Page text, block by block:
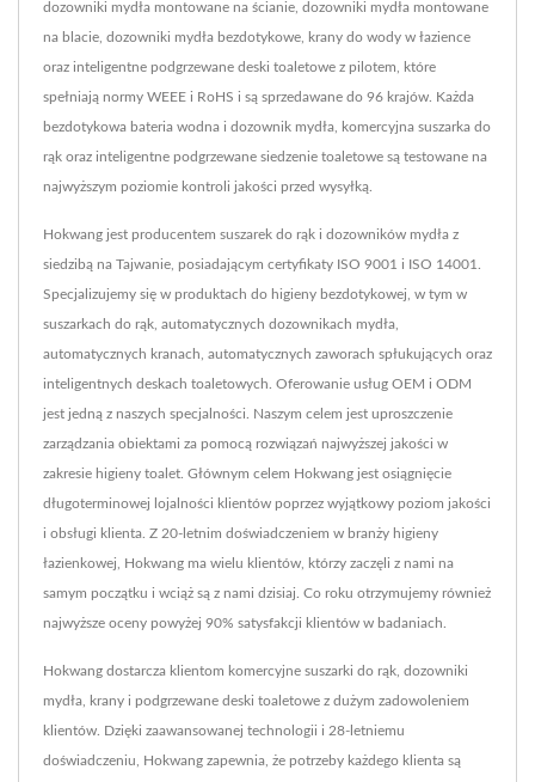
dozowniki mydła montowane na ścianie, dozowniki mydła montowane
na blacie, dozowniki mydła bezdotykowe, krany do wody w łazience
oraz inteligentne podgrzewane deski toaletowe z pilotem, które
spełniają normy WEEE i RoHS i są sprzedawane do 96 krajów. Każda
bezdotykowa bateria wodna i dozownik mydła, komercyjna suszarka do
rąk oraz inteligentne podgrzewane siedzenie toaletowe są testowane na
najwyższym poziomie kontroli jakości przed wysyłką.
Hokwang jest producentem suszarek do rąk i dozowników mydła z
siedzibą na Tajwanie, posiadającym certyfikaty ISO 9001 i ISO 14001.
Specjalizujemy się w produktach do higieny bezdotykowej, w tym w
suszarkach do rąk, automatycznych dozownikach mydła,
automatycznych kranach, automatycznych zaworach spłukujących oraz
inteligentnych deskach toaletowych. Oferowanie usług OEM i ODM
jest jedną z naszych specjalności. Naszym celem jest uproszczenie
zarządzania obiektami za pomocą rozwiązań najwyższej jakości w
zakresie higieny toalet. Głównym celem Hokwang jest osiągnięcie
długoterminowej lojalności klientów poprzez wyjątkowy poziom jakości
i obsługi klienta. Z 20-letnim doświadczeniem w branży higieny
łazienkowej, Hokwang ma wielu klientów, którzy zaczęli z nami na
samym początku i wciąż są z nami dzisiaj. Co roku otrzymujemy również
najwyższe oceny powyżej 90% satysfakcji klientów w badaniach.
Hokwang dostarcza klientom komercyjne suszarki do rąk, dozowniki
mydła, krany i podgrzewane deski toaletowe z dużym zadowoleniem
klientów. Dzięki zaawansowanej technologii i 28-letniemu
doświadczeniu, Hokwang zapewnia, że potrzeby każdego klienta są